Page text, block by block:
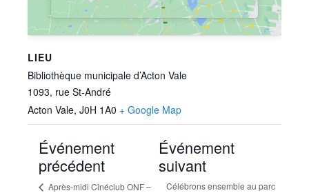
LIEU
Bibliothèque municipale d’Acton Vale
1093, rue St-André
Acton Vale, J0H 1A0 + Google Map
Événement
précédent
Après-midi Cinéclub ONF –
Événement
suivant
Célébrons ensemble au parc